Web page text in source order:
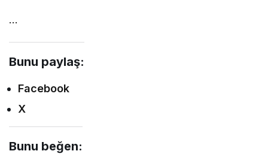
…
Bunu paylaş:
Facebook
X
Bunu beğen: